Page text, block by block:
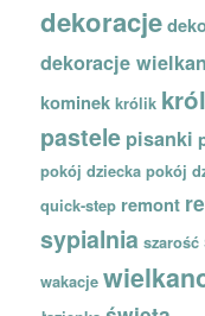
dekoracje
dekoracje
kominek królik
pastele pisanki
pokój dziecka pokój
quick-step remont
sypialnia szarość
wakacje